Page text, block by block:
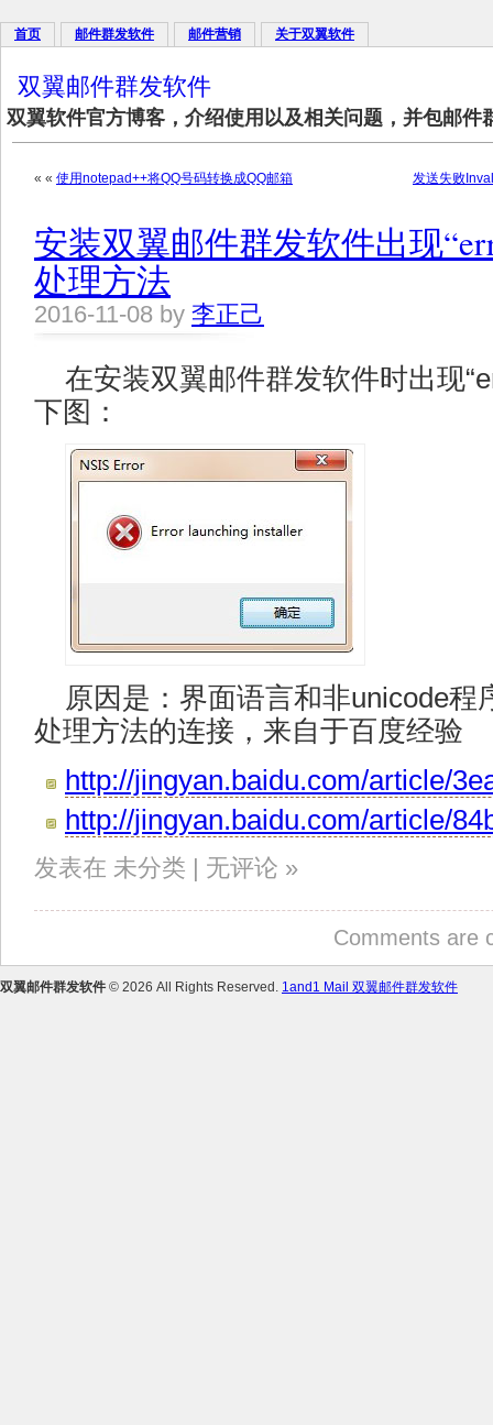
首页 邮件群发软件 邮件营销 关于双翼软件
双翼邮件群发软件
双翼软件官方博客，介绍使用以及相关问题，并包邮
« « 使用notepad++将QQ号码转换成QQ邮箱 发送失败
安装双翼邮件群发软件出现
处理方法
2016-11-08 by 李正己
在安装双翼邮件群发软件时出现
下图：
原因是：界面语言和非unicode
处理方法的连接，来自于百度经验
http://jingyan.baidu.com/article/
http://jingyan.baidu.com/article/
发表在 未分类 | 无评论 »
Comments are
双翼邮件群发软件 © 2026 All Rights Reserved. 1and1 Mail 双翼邮件群发软件